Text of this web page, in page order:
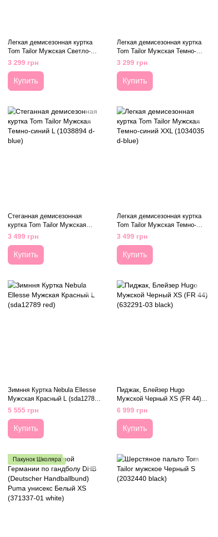
Легкая демисезонная куртка
Tom Tailor Мужская Светло-
серый M (1038896 l-grey)
3 299 грн
Купить
Легкая демисезонная куртка
Tom Tailor Мужская Темно-
синий M (1038896 d-blue)
3 299 грн
Купить
Стеганная демисезонная
куртка Tom Tailor Мужская
Темно-синий L (1038894 d-blue)
3 499 грн
Купить
Легкая демисезонная куртка
Tom Tailor Мужская Темно-
синий XXL (1034035 d-blue)
3 499 грн
Купить
Зимння Куртка Nebula Ellesse
Мужская Красный L (sda12789
red)
5 555 грн
Купить
Пиджак, Блейзер Hugo
Мужской Черный XS (FR 44)
(632291-03 black)
6 999 грн
Купить
Пакунок Школяра